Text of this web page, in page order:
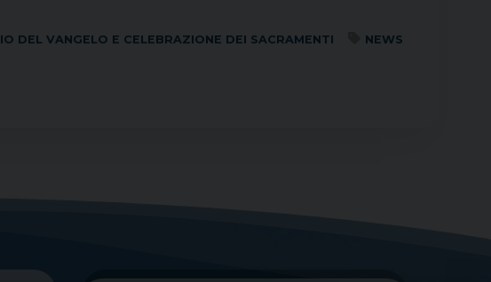
DEL VANGELO E CELEBRAZIONE DEI SACRAMENTI
NEWS